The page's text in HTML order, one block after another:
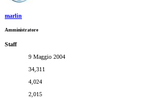
marlin
Amministratore
Staff
9 Maggio 2004
34,311
4,024
2,015